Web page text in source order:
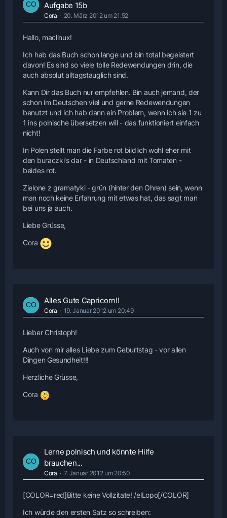
Aufgabe 15b
Cora 20. März 2012 um 21:52
Hallo, maclinux!
Ich hab das Buch schon lange und bin total begeistert
davon! Es sind so viele tolle Redewendungen drin, die
auch absolut alltagstauglich sind.
Kann Dir das Buch nur empfehlen. Bin auch jemand, der
schon im Deutschen viel und gerne Redewendungen
benutzt und ich hab dann ein Problem, wenn ich sie 1 zu
1 ins polnische übersetzen will - das funktioniert einfach
nicht!
In Polen stellt man die Farbe rot bildlich wohl eher mit
den buraczki's dar - in Deutschland mit Tomaten -
beides rot.
Zielone z gramatyki - grün (hinter den Ohren) sein, wenn
man noch keine Erfahrung mit etwas hat, das sagt man
bei uns ja auch.
Liebe Grüsse,
Cora
Alles Gute Capricorn!!
Cora 19. Januar 2012 um 20:49
Lieber Christoph!
Auch von mir alles Liebe zum Geburtstag - vor allen
Dingen Gesundheit!!!
Herzliche Grüsse,
Cora
Lerne polnisch und könnte Hilfe
brauchen...
Cora 7. Januar 2012 um 20:50
[COLOR=red]Bitte keine Vollzitate! /elLopo[/COLOR]
Ich würde den ersten Satz so schreiben: